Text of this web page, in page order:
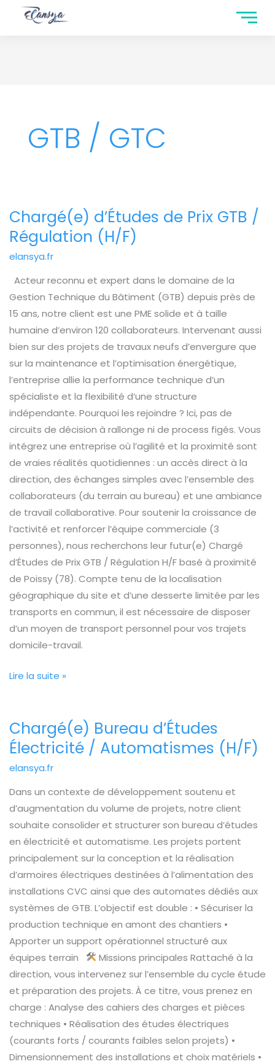
GTB / GTC
Chargé(e) d’Études de Prix GTB /
Régulation (H/F)
elansya.fr
Acteur reconnu et expert dans le domaine de la
Gestion Technique du Bâtiment (GTB) depuis près de
15 ans, notre client est une PME solide et à taille
humaine d’environ 120 collaborateurs. Intervenant aussi
bien sur des projets de travaux neufs d’envergure que
sur la maintenance et l’optimisation énergétique,
l’entreprise allie la performance technique d’un
spécialiste et la flexibilité d’une structure
indépendante. Pourquoi les rejoindre ? Ici, pas de
circuits de décision à rallonge ni de process figés. Vous
intégrez une entreprise où l’agilité et la proximité sont
de vraies réalités quotidiennes : un accès direct à la
direction, des échanges simples avec l’ensemble des
collaborateurs (du terrain au bureau) et une ambiance
de travail collaborative. Pour soutenir la croissance de
l’activité et renforcer l’équipe commerciale (3
personnes), nous recherchons leur futur(e) Chargé
d’Études de Prix GTB / Régulation H/F basé à proximité
de Poissy (78). Compte tenu de la localisation
géographique du site et d’une desserte limitée par les
transports en commun, il est nécessaire de disposer
d’un moyen de transport personnel pour vos trajets
domicile-travail.
Chargé(e)
d’Études
GTB
/
Régulation
(H/F)
Lire la suite »
Chargé(e) Bureau d’Études
Électricité / Automatismes (H/F)
elansya.fr
Dans un contexte de développement soutenu et
d’augmentation du volume de projets, notre client
souhaite consolider et structurer son bureau d’études
en électricité et automatisme. Les projets portent
principalement sur la conception et la réalisation
d’armoires électriques destinées à l’alimentation des
installations CVC ainsi que des automates dédiés aux
systèmes de GTB. L’objectif est double : • Sécuriser la
production technique en amont des chantiers •
Apporter un support opérationnel structuré aux
équipes terrain
Missions principales Rattaché à la
direction, vous intervenez sur l’ensemble du cycle étude
et préparation des projets. À ce titre, vous prenez en
charge : Analyse des cahiers des charges et pièces
techniques • Réalisation des études électriques
(courants forts / courants faibles selon projets) •
Dimensionnement des installations et choix matériels •
Chargé(e)
Bureau
Électricité
/
Automatismes
(H/F)